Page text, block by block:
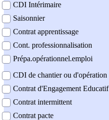
CDI Intérimaire
Saisonnier
Contrat apprentissage
Cont. professionnalisation
Prépa.opérationnel.emploi
CDI de chantier ou d'opération
Contrat d'Engagement Educatif
Contrat intermittent
Contrat pacte